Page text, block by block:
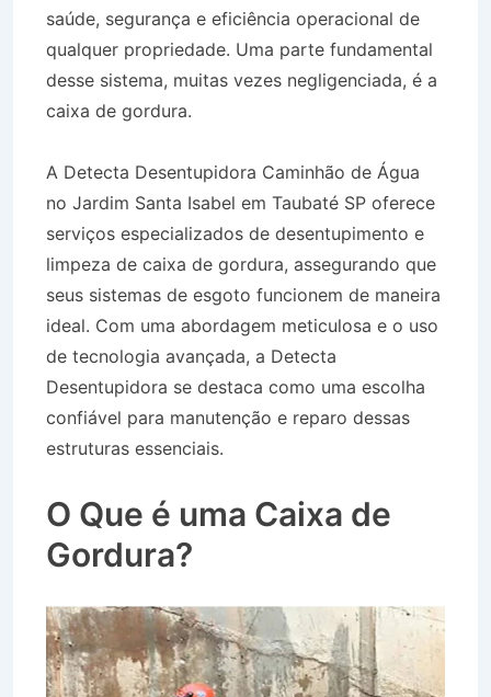
saúde, segurança e eficiência operacional de
qualquer propriedade. Uma parte fundamental
desse sistema, muitas vezes negligenciada, é a
caixa de gordura.
A Detecta Desentupidora Caminhão de Água
no Jardim Santa Isabel em Taubaté SP oferece
serviços especializados de desentupimento e
limpeza de caixa de gordura, assegurando que
seus sistemas de esgoto funcionem de maneira
ideal. Com uma abordagem meticulosa e o uso
de tecnologia avançada, a Detecta
Desentupidora se destaca como uma escolha
confiável para manutenção e reparo dessas
estruturas essenciais.
O Que é uma Caixa de
Gordura?